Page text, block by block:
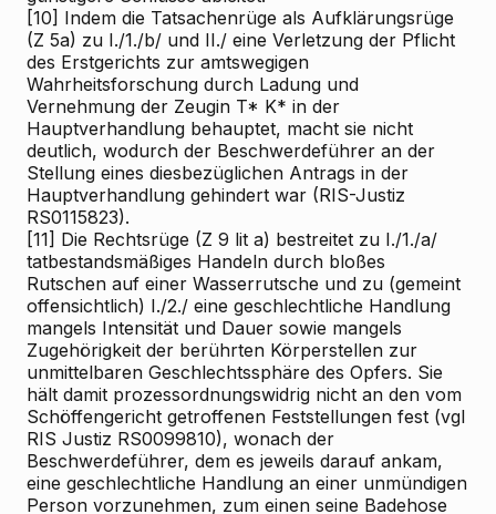
[10] Indem die Tatsachenrüge als Aufklärungsrüge
(Z 5a) zu I./1./b/ und II./ eine Verletzung der Pflicht
des Erstgerichts zur amtswegigen
Wahrheitsforschung durch Ladung und
Vernehmung der Zeugin T* K* in der
Hauptverhandlung behauptet, macht sie nicht
deutlich, wodurch der Beschwerdeführer an der
Stellung eines diesbezüglichen Antrags in der
Hauptverhandlung gehindert war (RIS-Justiz
RS0115823).
[11] Die Rechtsrüge (Z 9 lit a) bestreitet zu I./1./a/
tatbestandsmäßiges Handeln durch bloßes
Rutschen auf einer Wasserrutsche und zu (gemeint
offensichtlich) I./2./ eine geschlechtliche Handlung
mangels Intensität und Dauer sowie mangels
Zugehörigkeit der berührten Körperstellen zur
unmittelbaren Geschlechtssphäre des Opfers. Sie
hält damit prozessordnungswidrig nicht an den vom
Schöffengericht getroffenen Feststellungen fest (vgl
RIS Justiz RS0099810), wonach der
Beschwerdeführer, dem es jeweils darauf ankam,
eine geschlechtliche Handlung an einer unmündigen
Person vorzunehmen, zum einen seine Badehose